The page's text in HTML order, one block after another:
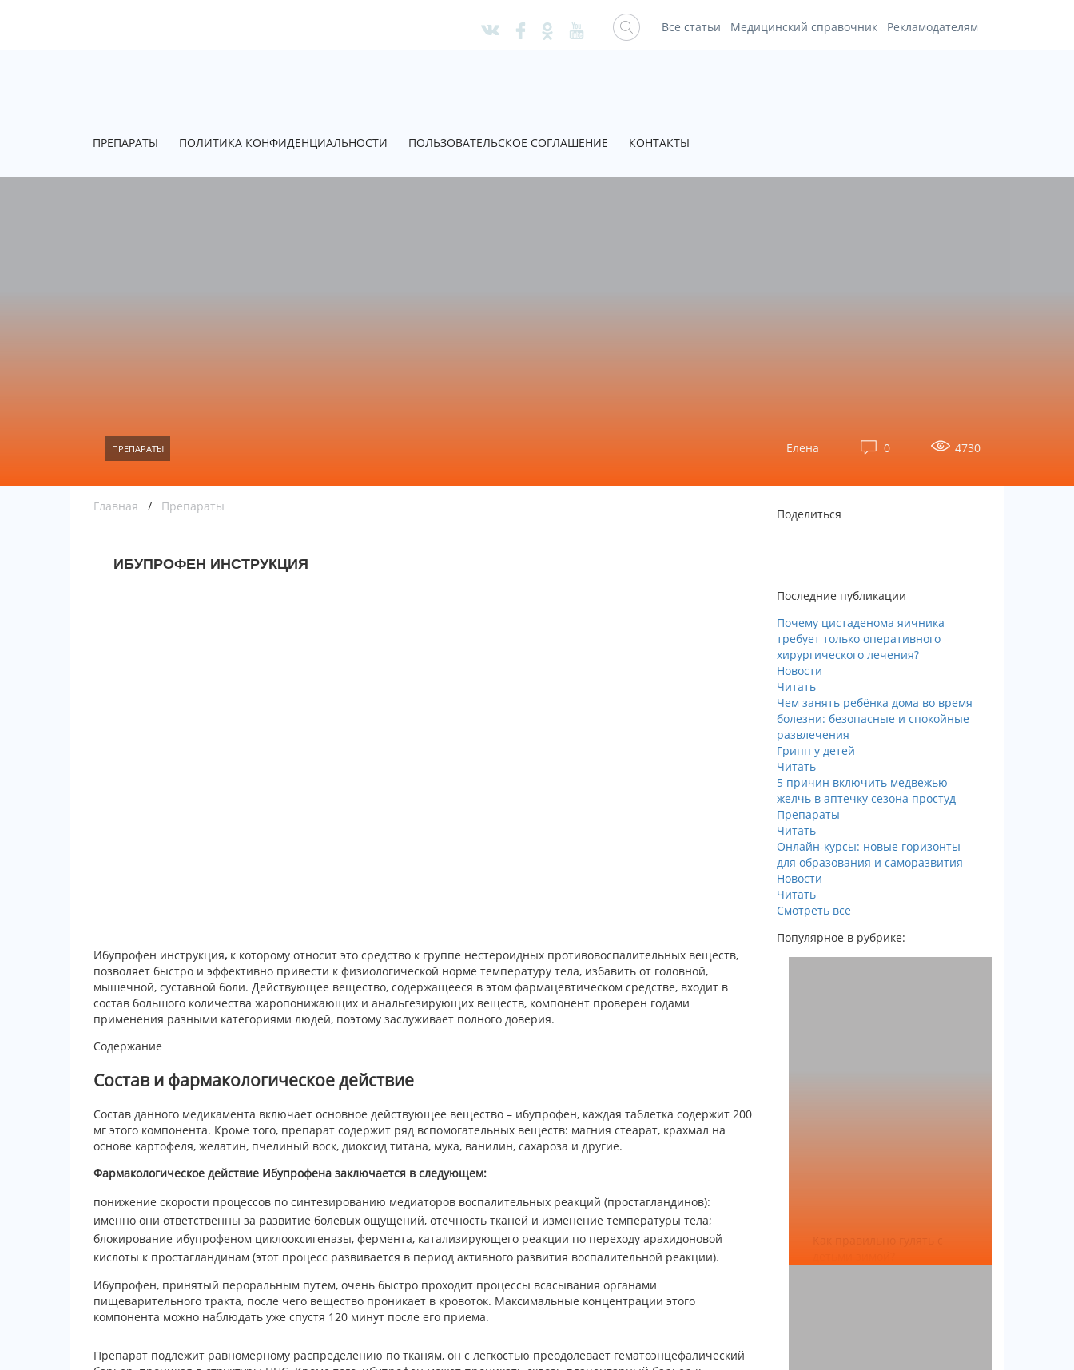
Все статьи Медицинский справочник Рекламодателям
ПРЕПАРАТЫ ПОЛИТИКА КОНФИДЕНЦИАЛЬНОСТИ ПОЛЬЗОВАТЕЛЬСКОЕ СОГЛАШЕНИЕ КОНТАКТЫ
ПРЕПАРАТЫ 4730
0
Елена
Главная / Препараты
ИБУПРОФЕН ИНСТРУКЦИЯ
Ибупрофен инструкция, к которому относит это средство к группе нестероидных противовоспалительных веществ,
позволяет быстро и эффективно привести к физиологической норме температуру тела, избавить от головной,
мышечной, суставной боли. Действующее вещество, содержащееся в этом фармацевтическом средстве, входит в
состав большого количества жаропонижающих и анальгезирующих веществ, компонент проверен годами
применения разными категориями людей, поэтому заслуживает полного доверия.
Содержание
Состав и фармакологическое действие
Состав данного медикамента включает основное действующее вещество – ибупрофен, каждая таблетка содержит 200
мг этого компонента. Кроме того, препарат содержит ряд вспомогательных веществ: магния стеарат, крахмал на
основе картофеля, желатин, пчелиный воск, диоксид титана, мука, ванилин, сахароза и другие.
Фармакологическое действие Ибупрофена заключается в следующем:
понижение скорости процессов по синтезированию медиаторов воспалительных реакций (простагландинов):
именно они ответственны за развитие болевых ощущений, отечность тканей и изменение температуры тела;
блокирование ибупрофеном циклооксигеназы, фермента, катализирующего реакции по переходу арахидоновой
кислоты к простагландинам (этот процесс развивается в период активного развития воспалительной реакции).
Ибупрофен, принятый пероральным путем, очень быстро проходит процессы всасывания органами
пищеварительного тракта, после чего вещество проникает в кровоток. Максимальные концентрации этого
компонента можно наблюдать уже спустя 120 минут после его приема.
Препарат подлежит равномерному распределению по тканям, он с легкостью преодолевает гематоэнцефалический
Поделиться
Последние публикации
Почему цистаденома яичника
требует только оперативного
хирургического лечения?
Новости
Читать
Чем занять ребёнка дома во время
болезни: безопасные и спокойные
развлечения
Грипп у детей
Читать
5 причин включить медвежью
желчь в аптечку сезона простуд
Препараты
Читать
Онлайн-курсы: новые горизонты
для образования и саморазвития
Новости
Читать
Смотреть все
Популярное в рубрике: